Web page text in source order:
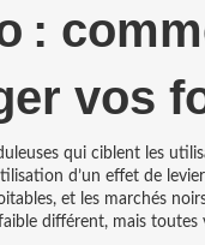
:
vos
qui ciblent les
d’un effet de
, et les marchés
différent, mais